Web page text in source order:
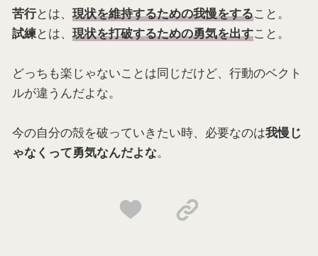
苦行とは、 現状を維持するための我慢をすること。
試練とは、 現状を打破するための勇気を出すこと。
どっちも楽じゃないことは同じだけど、行動のベクト
ルが違うんだよな。
今の自分の殻を破っていきたい時、必要なのは我慢じ
ゃなくって勇気なんだよな。